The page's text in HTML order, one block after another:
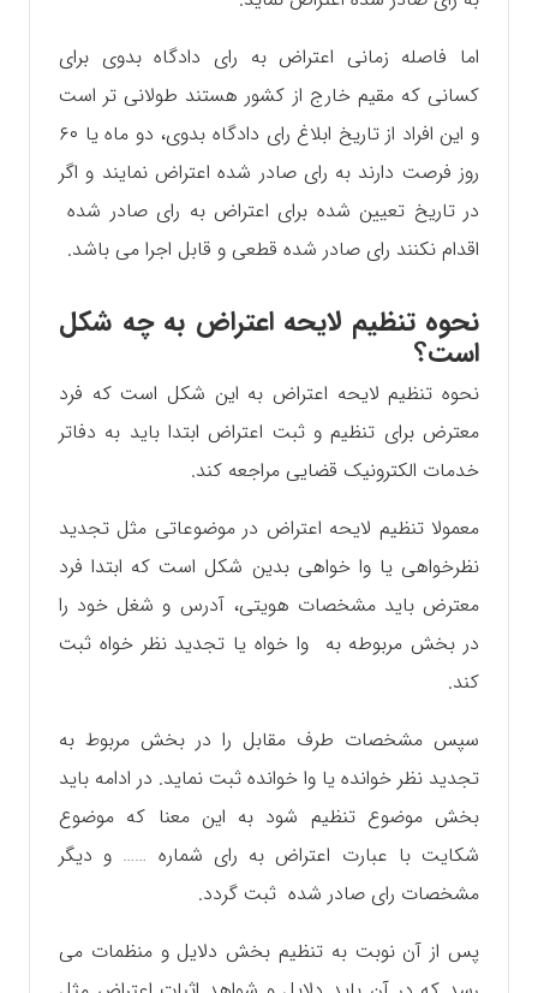
اما فاصله زمانی اعتراض به رای دادگاه بدوی برای
کسانی که مقیم خارج از کشور هستند طولانی تر است
و این افراد از تاریخ ابلاغ رای دادگاه بدوی، دو ماه یا ۶۰
روز فرصت دارند به رای صادر شده اعتراض نمایند و اگر
در تاریخ تعیین شده برای اعتراض به رای صادر شده
اقدام نکنند رای صادر شده قطعی و قابل اجرا می باشد.
نحوه تنظیم لایحه اعتراض به چه شکل
است؟
نحوه تنظیم لایحه اعتراض به این شکل است که فرد
معترض برای تنظیم و ثبت اعتراض ابتدا باید به دفاتر
خدمات الکترونیک قضایی مراجعه کند.
معمولا تنظیم لایحه اعتراض در موضوعاتی مثل تجدید
نظرخواهی یا وا خواهی بدین شکل است که ابتدا فرد
معترض باید مشخصات هویتی، آدرس و شغل خود را
در بخش مربوطه به وا خواه یا تجدید نظر خواه ثبت
کند.
سپس مشخصات طرف مقابل را در بخش مربوط به
تجدید نظر خوانده یا وا خوانده ثبت نماید. در ادامه باید
بخش موضوع تنظیم شود به این معنا که موضوع
شکایت با عبارت اعتراض به رای شماره …… و دیگر
مشخصات رای صادر شده ثبت گردد.
پس از آن نوبت به تنظیم بخش دلایل و منظمات می